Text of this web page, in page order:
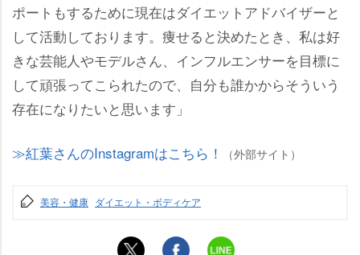
ポートもするために現在はダイエットアドバイザーと
して活動しております。痩せると決めたとき、私は好
きな芸能人やモデルさん、インフルエンサーを目標に
して頑張ってこられたので、自分も誰かからそういう
存在になりたいと思います」
紅葉さんのInstagramはこちら！ （外部サイト）
美容・健康 ダイエット・ボディケア